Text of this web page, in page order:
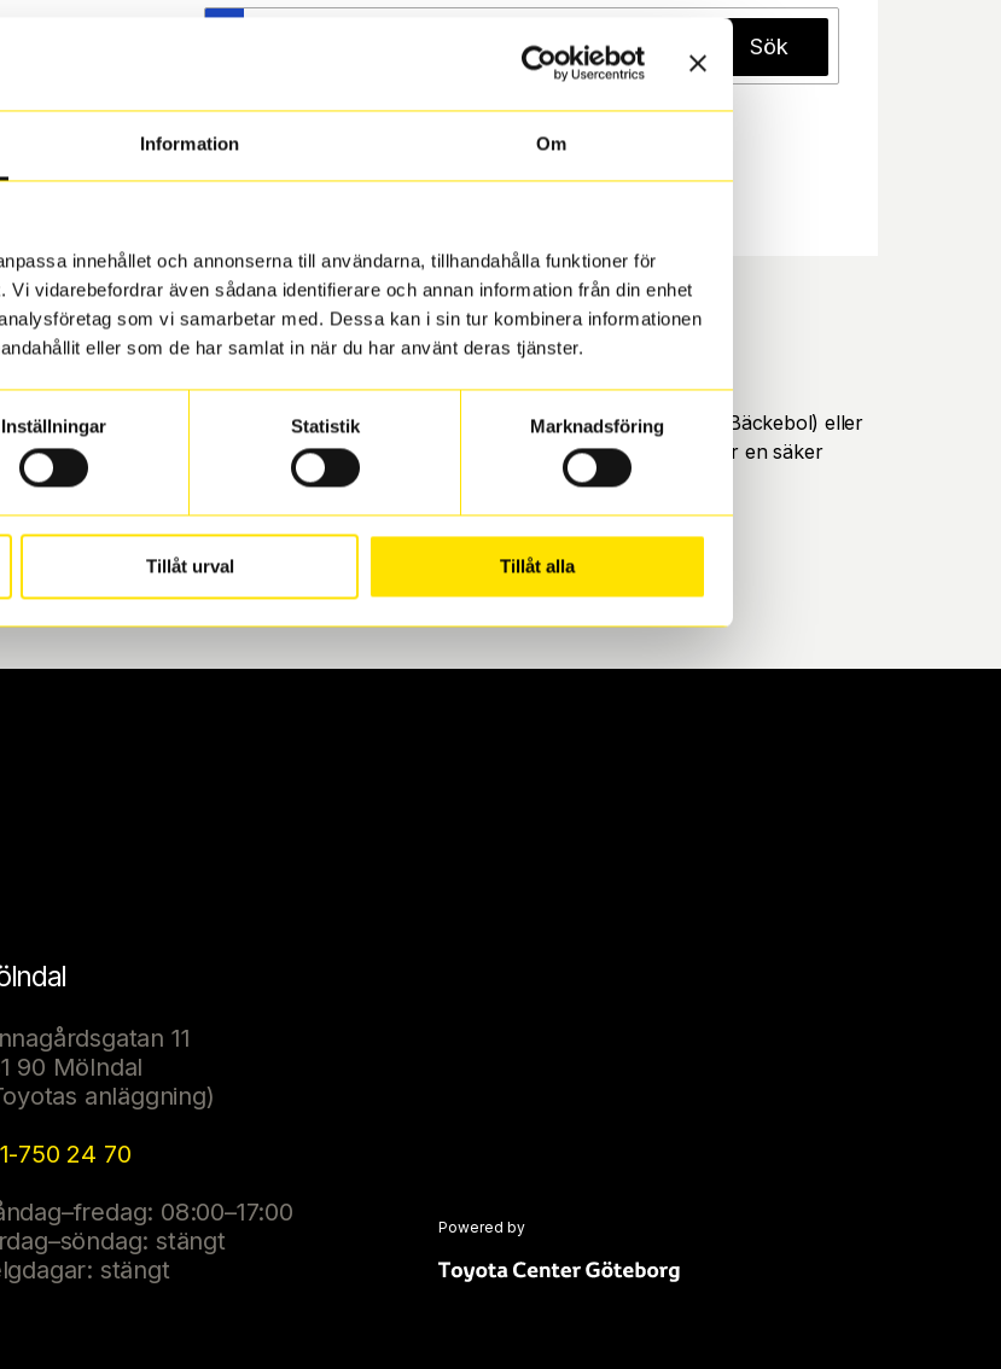
Information Om
innehållet och annonserna till användarna, tillhandahålla funktioner för
vidarebefordrar även sådana identifierare och annan information från din enhet
som vi samarbetar med. Dessa kan i sin tur kombinera informationen
eller som de har samlat in när du har använt deras tjänster.
Inställningar Statistik Marknadsföring
Tillåt urval Tillåt alla
passar din
befintliga fälgar,
lopp och inte
Sök
de direkt till någon av våra däckverkstäder i Göteborg. Välj mellan Hisingen (Bäckebol) eller
eller service. När vi byter dina däck ser vi till att de uppfyller alla krav för en säker
11
90 Mölndal
anläggning)
750 24 70
08:00–17:00
stängt
stängt
Powered by